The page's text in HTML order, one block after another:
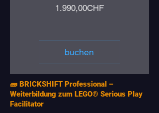
1.990,00CHFPreis
buchen
🧱 BRICKSHIFT Professional –
Weiterbildung zum LEGO® Serious Play
Facilitator